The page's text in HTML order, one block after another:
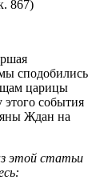
867)
сподобились
царицы
события
Ждан на
этой статьи